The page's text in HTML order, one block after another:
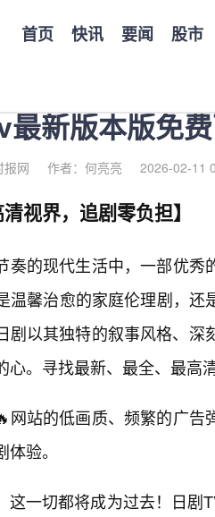
首页 快讯 要闻 股市
最新版本版免
报网 作者：何亮亮 2026-02-11
清视界，追剧零负担】
奏的现代生活中，一部优秀
温馨治愈的家庭伦理剧，
剧以其独特的叙事风格、
心。寻找最新、最全、最高
网站的低画质、频繁的广
验。
这一切都将成为过去！日剧